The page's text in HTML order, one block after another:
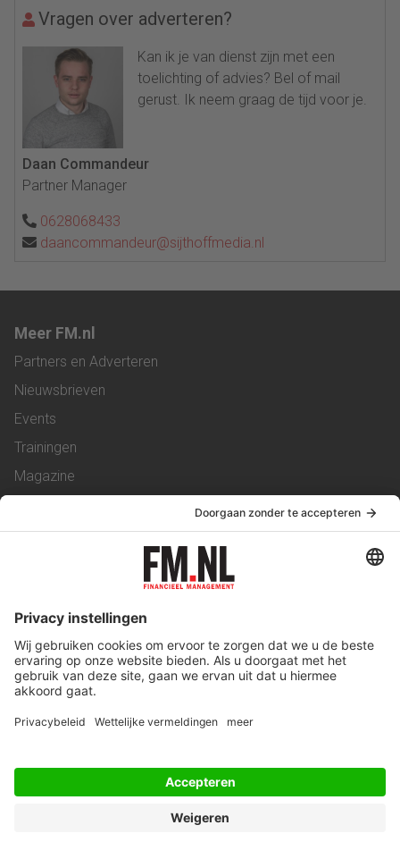
Vragen over adverteren?
Kan ik je van dienst zijn met een
toelichting of advies? Bel of mail
gerust. Ik neem graag de tijd voor je.
Daan Commandeur
Partner Manager
0628068433
daancommandeur@sijthoffmedia.nl
Meer FM.nl
Partners en Adverteren
Nieuwsbrieven
Events
Trainingen
Magazine
Service & Contact
Werken bij ons
Privacy Statement
Algemene Voorwaarden